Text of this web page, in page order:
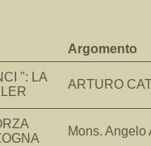
Argomento
": LA
ARTURO
Mons. Angelo